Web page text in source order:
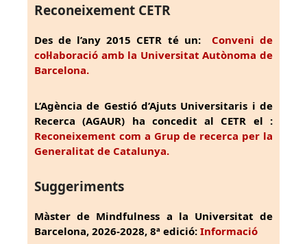
Reconeixement CETR
Des de l’any 2015 CETR té un: Conveni de
col·laboració amb la Universitat Autònoma de
Barcelona.
L’Agència de Gestió d’Ajuts Universitaris i de
Recerca (AGAUR) ha concedit al CETR el :
Reconeixement com a Grup de recerca per la
Generalitat de Catalunya.
Suggeriments
Màster de Mindfulness a la Universitat de
Barcelona, 2026-2028, 8ª edició: Informació